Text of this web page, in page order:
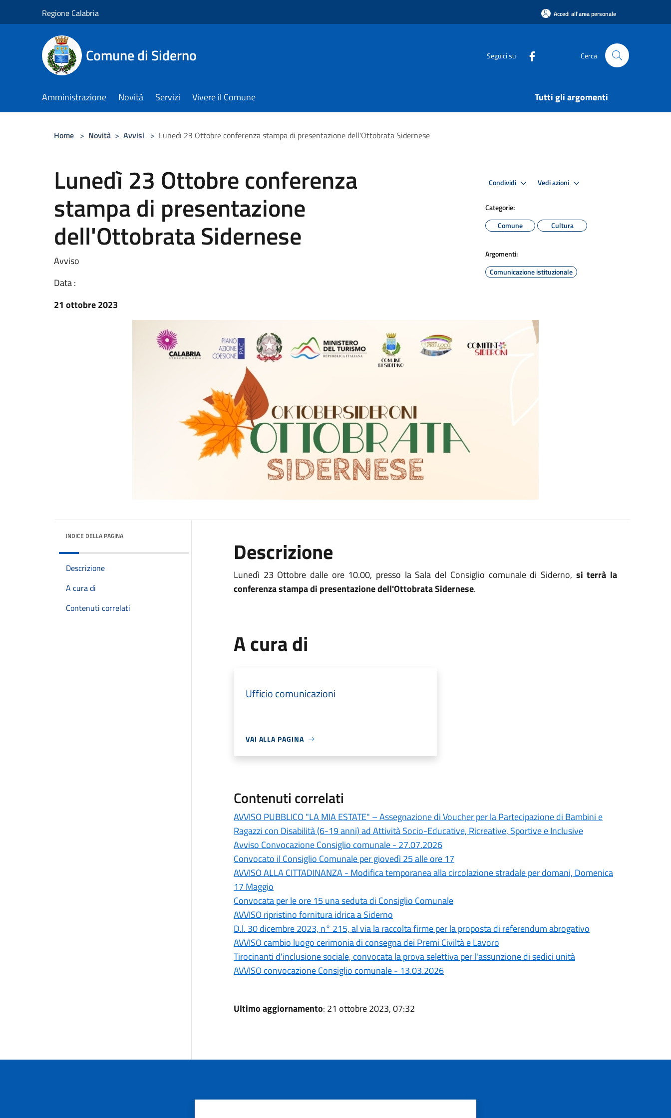
Regione Calabria Accedi all'area personale
Comune di Siderno Seguici su Cerca
Amministrazione Novità Servizi Vivere il Comune Tutti gli argomenti
Home > Novità > Avvisi > Lunedì 23 Ottobre conferenza stampa di presentazione dell'Ottobrata Sidernese
Lunedì 23 Ottobre conferenza
stampa di presentazione
dell'Ottobrata Sidernese
Avviso
Data :
21 ottobre 2023
Condividi Vedi azioni
Categorie:
Comune
Cultura
Argomenti:
Comunicazione istituzionale
INDICE DELLA PAGINA
Descrizione
A cura di
Contenuti correlati
Descrizione
Lunedì 23 Ottobre dalle ore 10.00, presso la Sala del Consiglio comunale di Siderno, si terrà la
conferenza stampa di presentazione dell'Ottobrata Sidernese.
A cura di
Ufficio comunicazioni
VAI ALLA PAGINA
Contenuti correlati
AVVISO PUBBLICO "LA MIA ESTATE" – Assegnazione di Voucher per la Partecipazione di Bambini e
Ragazzi con Disabilità (6-19 anni) ad Attività Socio-Educative, Ricreative, Sportive e Inclusive
Avviso Convocazione Consiglio comunale - 27.07.2026
Convocato il Consiglio Comunale per giovedì 25 alle ore 17
AVVISO ALLA CITTADINANZA - Modifica temporanea alla circolazione stradale per domani, Domenica
17 Maggio
Convocata per le ore 15 una seduta di Consiglio Comunale
AVVISO ripristino fornitura idrica a Siderno
D.l. 30 dicembre 2023, n° 215, al via la raccolta firme per la proposta di referendum abrogativo
AVVISO cambio luogo cerimonia di consegna dei Premi Civiltà e Lavoro
Tirocinanti d'inclusione sociale, convocata la prova selettiva per l'assunzione di sedici unità
AVVISO convocazione Consiglio comunale - 13.03.2026
Ultimo aggiornamento: 21 ottobre 2023, 07:32